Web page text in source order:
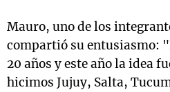
Mauro, uno de los
compartió su entusiasmo:
20 años y este año la idea
hicimos Jujuy, Salta,